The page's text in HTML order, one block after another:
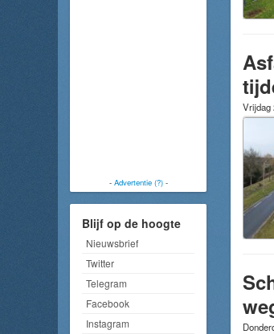
- Advertentie (?)-
Blijf op de hoogte
Nieuwsbrief
Twitter
Telegram
Facebook
Instagram
Vrijdag